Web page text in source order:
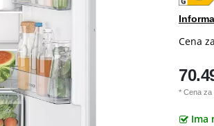
Cena
* Cena za
Ima